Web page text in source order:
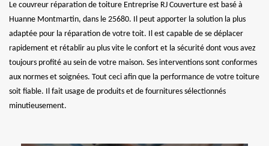
Le couvreur réparation de toiture Entreprise RJ Couverture est basé à
Huanne Montmartin, dans le 25680. Il peut apporter la solution la plus
adaptée pour la réparation de votre toit. Il est capable de se déplacer
rapidement et rétablir au plus vite le confort et la sécurité dont vous avez
toujours profité au sein de votre maison. Ses interventions sont conformes
aux normes et soignées. Tout ceci afin que la performance de votre toiture
soit fiable. Il fait usage de produits et de fournitures sélectionnés
minutieusement.